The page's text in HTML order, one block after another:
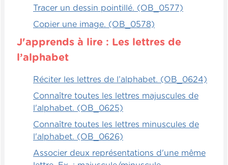
feutre ou du crayon-feutre, on va enseigner
à l'enfant à bien positionner l'outil dans ses
Nous vous donnerons une fiche qui permet
de voir les quatre façons de tenir un crayon
recommandées par les ergothérapeutes,
qu'il y en a des très surprenantes, mais si
l'enfant tient le crayon de cette manière,
cela va parfaitement. Alors, je vous invite à
télécharger cela et il faut vraiment
enseigner à l'enfant à tenir le pinceau ou le
crayon-feutre de façon appropriée avant
Tracer un dessin pointillé. (OB_0577)
Copier une image. (OB_0578)
J'apprends à lire : Les lettres de
l’alphabet
Réciter les lettres de l’alphabet. (OB_0624)
Connaître toutes les lettres majuscules de
l'alphabet. (OB_0625)
Connaître toutes les lettres minuscules de
l'alphabet. (OB_0626)
Associer deux représentations d'une même